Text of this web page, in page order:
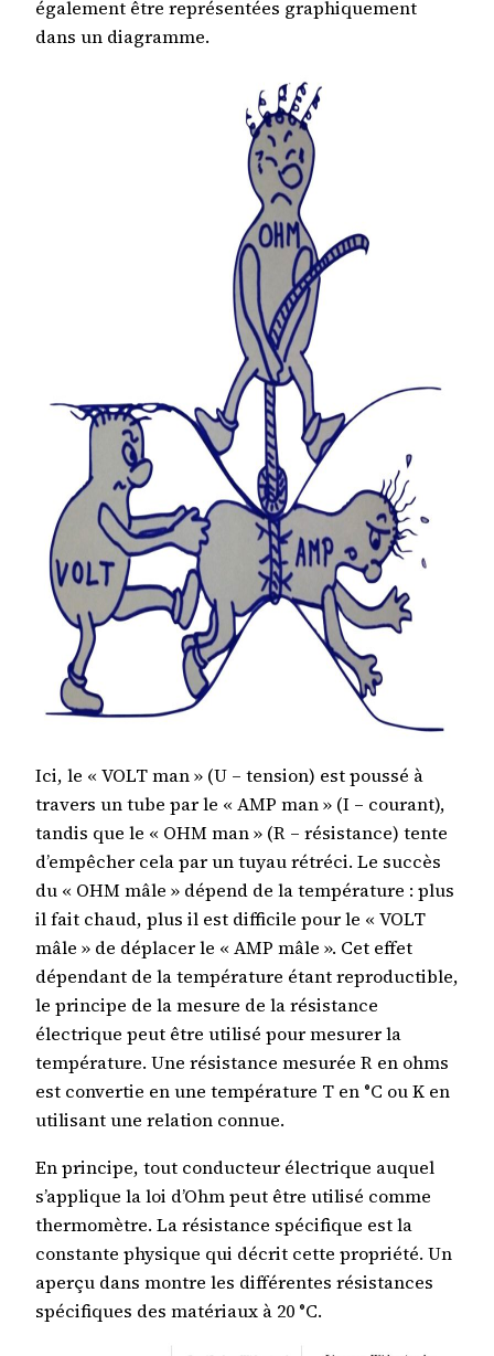
également être représentées graphiquement
dans un diagramme.
Ici, le « VOLT man » (U – tension) est poussé à
travers un tube par le « AMP man » (I – courant),
tandis que le « OHM man » (R – résistance) tente
d’empêcher cela par un tuyau rétréci. Le succès
du « OHM mâle » dépend de la température : plus
il fait chaud, plus il est difficile pour le « VOLT
mâle » de déplacer le « AMP mâle ». Cet effet
dépendant de la température étant reproductible,
le principe de la mesure de la résistance
électrique peut être utilisé pour mesurer la
température. Une résistance mesurée R en ohms
est convertie en une température T en °C ou K en
utilisant une relation connue.
En principe, tout conducteur électrique auquel
s’applique la loi d’Ohm peut être utilisé comme
thermomètre. La résistance spécifique est la
constante physique qui décrit cette propriété. Un
aperçu dans montre les différentes résistances
spécifiques des matériaux à 20 °C.